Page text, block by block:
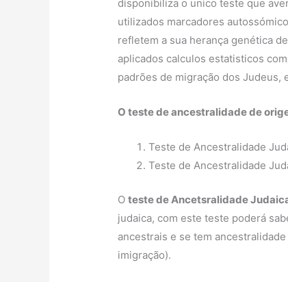
disponibiliza o unico teste que
utilizados marcadores
refletem a sua herança genética
aplicados calculos estatisticos
padrões de migração dos Judeus,
O teste de ancestralidade de
Teste de Ancestralidade
Teste de Ancestralidade
Oteste de Ancetsralidade
judaica, com este teste poderá
ancestrais e se tem
imigração).